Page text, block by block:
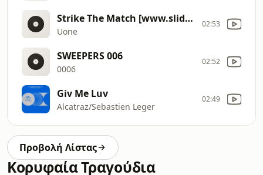
Strike The Match [www.slider.kz]
Uone
02:53
SWEEPERS 006
0006
02:52
Giv Me Luv
Alcatraz/Sebastien Leger
02:49
Προβολή Λίστας
Κορυφαία Τραγούδια